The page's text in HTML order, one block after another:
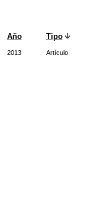
Año Tipo
2013 Artículo